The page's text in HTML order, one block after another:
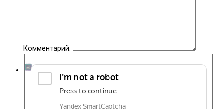
Комментарий:
Комплектующие